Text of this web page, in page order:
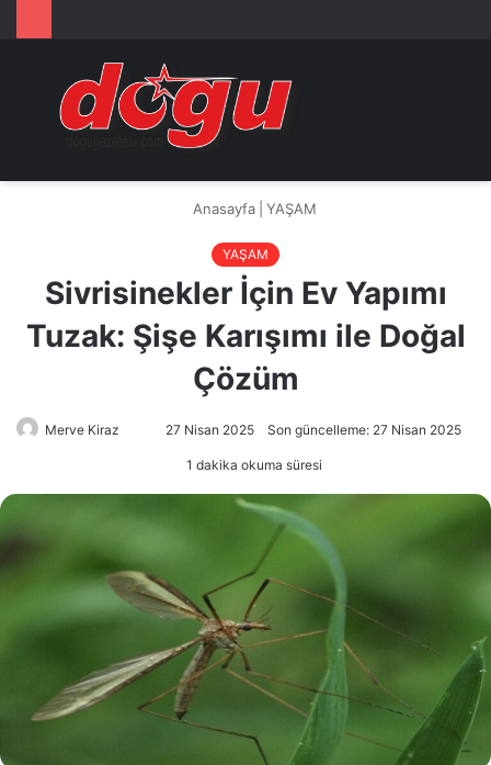
Arama
...
Anasayfa YAŞAM
YAŞAM
Sivrisinekler İçin Ev Yapımı
Tuzak: Şişe Karışımı ile Doğal
Çözüm
Merve Kiraz 27 Nisan 2025 Son güncelleme: 27 Nisan 2025
1 dakika okuma süresi